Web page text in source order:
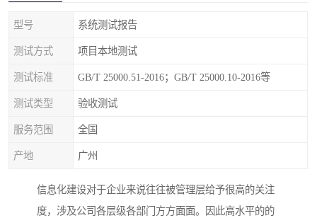
型号 系统测试报告
测试方式 项目本地测试
测试标准 GB/T 25000.51-2016；GB/T 25000.10-2016等
测试类型 验收测试
服务范围 全国
产地 广州
信息化建设对于企业来说往往被管理层给予很高的关注
度，涉及公司各层级各部门方方面面。因此高水平的的